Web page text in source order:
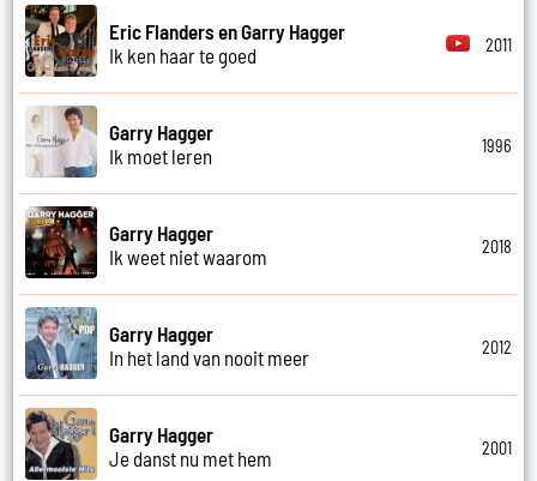
Eric Flanders en Garry Hagger
Ik ken haar te goed
2011
Garry Hagger
Ik moet leren
1996
Garry Hagger
Ik weet niet waarom
2018
Garry Hagger
In het land van nooit meer
2012
Garry Hagger
Je danst nu met hem
2001